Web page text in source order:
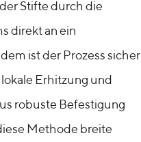
Stifte durch die
direkt an ein
ist der Prozess sicher
Erhitzung und
robuste Befestigung
Methode breite